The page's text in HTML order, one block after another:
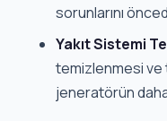
sorunlarını
Yakıt Sistemi
temizlenmesi ve
jeneratörün daha